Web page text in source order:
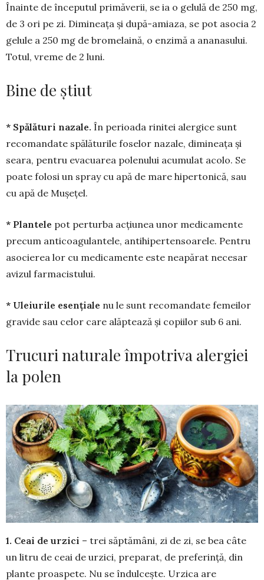
Înainte de începutul primă­verii, se ia o gelulă de 250 mg,
de 3 ori pe zi. Dimineața și după-amiaza, se pot asocia 2
gelule a 250 mg de brome­laină, o enzimă a ana­nasului.
Totul, vreme de 2 luni.
Bine de știut
* Spălături nazale. În perioada rinitei alergice sunt
recomandate spă­lăturile foselor nazale, di­mi­nea­ța și
seara, pentru evacua­rea polenului acumulat acolo. Se
poate folosi un spray cu apă de mare hiper­tonică, sau
cu apă de Mușe­țel.
* Plantele pot perturba acțiunea unor me­dica­­mente
precum anticoagulantele, antihi­per­ten­soarele. Pentru
asocie­rea lor cu medi­camente este neapărat necesar
avizul far­macistului.
* Uleiurile esențiale nu le sunt recomandate femei­lor
gravide sau celor care alăp­tează și copiilor sub 6 ani.
Trucuri naturale împotriva alergiei
la polen
1. Ceai de urzici – trei săp­tămâni, zi de zi, se bea câte
un litru de ceai de urzici, prepa­rat, de pre­ferință, din
plante proaspete. Nu se îndulcește. Urzica are